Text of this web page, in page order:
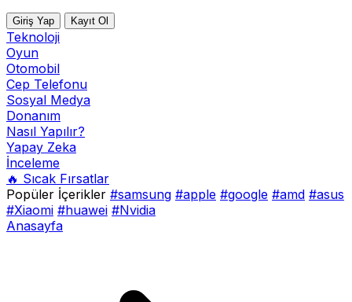
Giriş Yap Kayıt Ol
Teknoloji
Oyun
Otomobil
Cep Telefonu
Sosyal Medya
Donanım
Nasıl Yapılır?
Yapay Zeka
İnceleme
🔥 Sıcak Fırsatlar
Popüler İçerikler #samsung #apple #google #amd #asus
#Xiaomi #huawei #Nvidia
Anasayfa